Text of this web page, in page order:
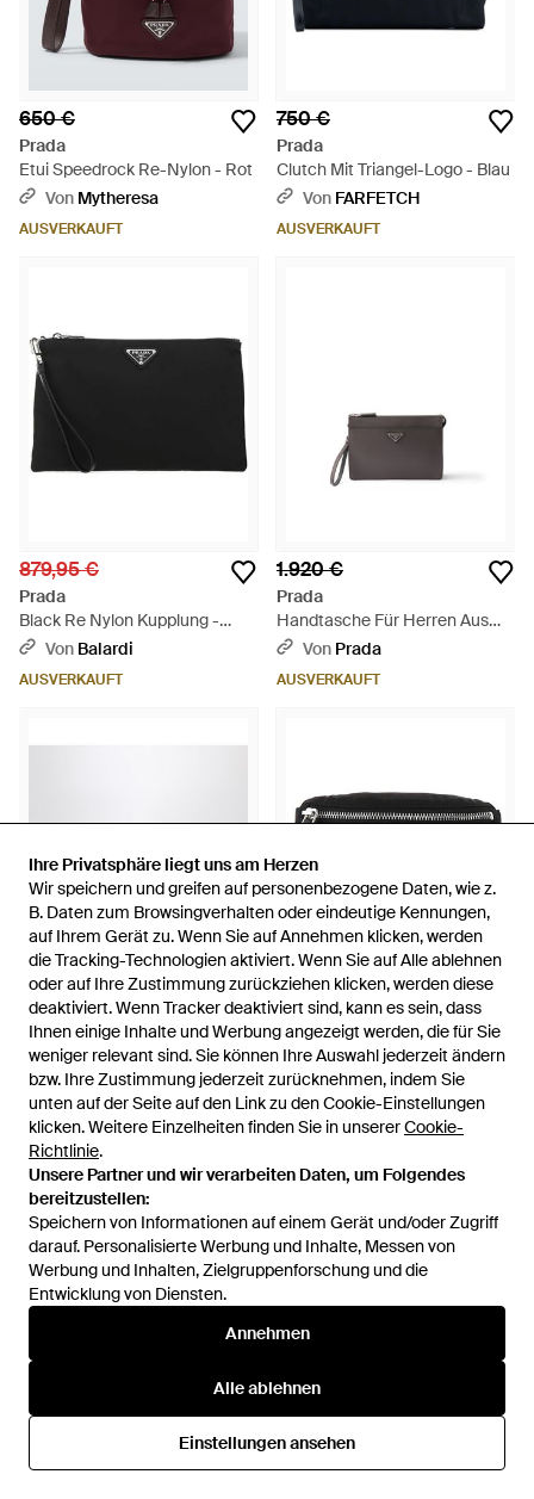
Ihre Privatsphäre liegt uns am Herzen
Wir speichern und greifen auf personenbezogene Daten, wie z.
B. Daten zum Browsingverhalten oder eindeutige Kennungen,
auf Ihrem Gerät zu. Wenn Sie auf Annehmen klicken, werden
die Tracking-Technologien aktiviert. Wenn Sie auf Alle ablehnen
oder auf Ihre Zustimmung zurückziehen klicken, werden diese
deaktiviert. Wenn Tracker deaktiviert sind, kann es sein, dass
Ihnen einige Inhalte und Werbung angezeigt werden, die für Sie
weniger relevant sind. Sie können Ihre Auswahl jederzeit ändern
bzw. Ihre Zustimmung jederzeit zurücknehmen, indem Sie
unten auf der Seite auf den Link zu den Cookie-Einstellungen
klicken. Weitere Einzelheiten finden Sie in unsererCookie-
Richtlinie.
Unsere Partner und wir verarbeiten Daten, um Folgendes
bereitzustellen:
Speichern von Informationen auf einem Gerät und/oder Zugriff
darauf. Personalisierte Werbung und Inhalte, Messen von
Werbung und Inhalten, Zielgruppenforschung und die
Entwicklung von Diensten.
Annehmen
Alle ablehnen
Einstellungen ansehen
Ihre Privatsphäre liegt uns am Herzen
Wir speichern und greifen auf personenbezogene Daten, wie z.
B. Daten zum Browsingverhalten oder eindeutige Kennungen,
auf Ihrem Gerät zu. Wenn Sie auf Annehmen klicken, werden
die Tracking-Technologien aktiviert. Wenn Sie auf Alle ablehnen
oder auf Ihre Zustimmung zurückziehen klicken, werden diese
deaktiviert. Wenn Tracker deaktiviert sind, kann es sein, dass
Ihnen einige Inhalte und Werbung angezeigt werden, die für Sie
weniger relevant sind. Sie können Ihre Auswahl jederzeit ändern
bzw. Ihre Zustimmung jederzeit zurücknehmen, indem Sie
unten auf der Seite auf den Link zu den Cookie-Einstellungen
klicken. Weitere Einzelheiten finden Sie in unsererCookie-
Richtlinie.
Unsere Partner und wir verarbeiten Daten, um Folgendes
bereitzustellen:
Speichern von Informationen auf einem Gerät und/oder Zugriff
darauf. Personalisierte Werbung und Inhalte, Messen von
Werbung und Inhalten, Zielgruppenforschung und die
Entwicklung von Diensten.
Annehmen
Alle ablehnen
Einstellungen ansehen
650 €
Prada
Etui Speedrock Re-Nylon - Rot
Von Mytheresa
AUSVERKAUFT
750 €
Prada
Clutch Mit Triangel-Logo - Blau
Von FARFETCH
AUSVERKAUFT
879,95 €
Prada
Black Re Nylon Kupplung -
Schwarz
Von Balardi
AUSVERKAUFT
1.920 €
Prada
Handtasche Für Herren Aus
Saffiano-Leder, Herren - Weiß
Von Prada
AUSVERKAUFT
650 €
Prada
Beutel Aus Schwarzem Re-
Nylon Und Saffiano-Leder -
Schwarz
Von TheDoubleF
AUSVERKAUFT
569,95 €
Prada
Black Nylon Handgelenktasche
- Schwarz
VonBalardi
AUSVERKAUFT
420 €